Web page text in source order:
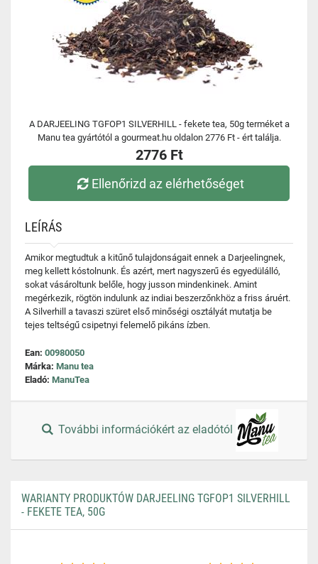
A DARJEELING TGFOP1 SILVERHILL - fekete tea, 50g terméket a
Manu tea gyártótól a gourmeat.hu oldalon 2776 Ft - ért találja.
2776 Ft
Ellenőrizd az elérhetőséget
LEÍRÁS
Amikor megtudtuk a kitűnő tulajdonságait ennek a Darjeelingnek,
meg kellett kóstolnunk. És azért, mert nagyszerű és egyedülálló,
sokat vásároltunk belőle, hogy jusson mindenkinek. Amint
megérkezik, rögtön indulunk az indiai beszerzőnkhöz a friss áruért.
A Silverhill a tavaszi szüret első minőségi osztályát mutatja be
tejes teltségű csipetnyi felemelő pikáns ízben.
Ean: 00980050
Márka: Manu tea
Eladó: ManuTea
További információkért az eladótól
WARIANTY PRODUKTÓW DARJEELING TGFOP1 SILVERHILL
- FEKETE TEA, 50G